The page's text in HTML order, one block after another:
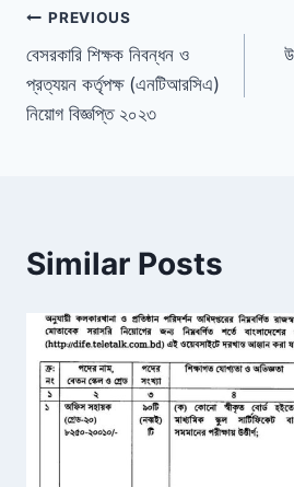
Post
navigation
PREVIOUS
বেসরকারি শিক্ষক নিবন্ধন ও
প্রত্যয়ন কর্তৃপক্ষ (এনটিআরসিএ)
নিয়োগ বিজ্ঞপ্তি ২০২৩
Similar Posts